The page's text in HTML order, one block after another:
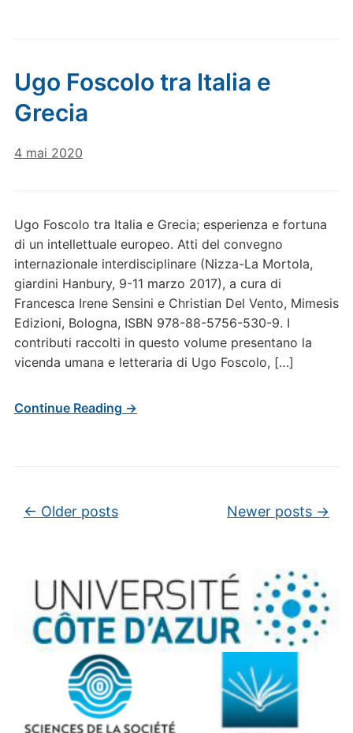
Ugo Foscolo tra Italia e
Grecia
4 mai 2020
Ugo Foscolo tra Italia e Grecia; esperienza e fortuna
di un intellettuale europeo. Atti del convegno
internazionale interdisciplinare (Nizza-La Mortola,
giardini Hanbury, 9-11 marzo 2017), a cura di
Francesca Irene Sensini e Christian Del Vento, Mimesis
Edizioni, Bologna, ISBN 978-88-5756-530-9. I
contributi raccolti in questo volume presentano la
vicenda umana e letteraria di Ugo Foscolo, […]
Continue Reading →
Post navigation
← Older posts Newer posts →